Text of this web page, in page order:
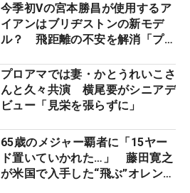
今季初Vの宮本勝昌が使用するア
イアンはブリヂストンの新モデ
ル？ 飛距離の不安を解消「プラ
プロアマでは妻・かとうれいこさ
んと久々共演 横尾要がシニアデ
ビュー「見栄を張らずに」
65歳のメジャー覇者に「15ヤー
ド置いていかれた…」 藤田寛之
が米国で入手した“飛ぶ”オレンジ